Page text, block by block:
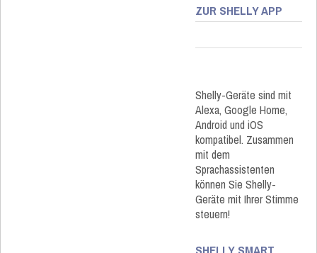
ZUR SHELLY APP
Shelly-Geräte sind mit
Alexa, Google Home,
Android und iOS
kompatibel. Zusammen
mit dem
Sprachassistenten
können Sie Shelly-
Geräte mit Ihrer Stimme
steuern!